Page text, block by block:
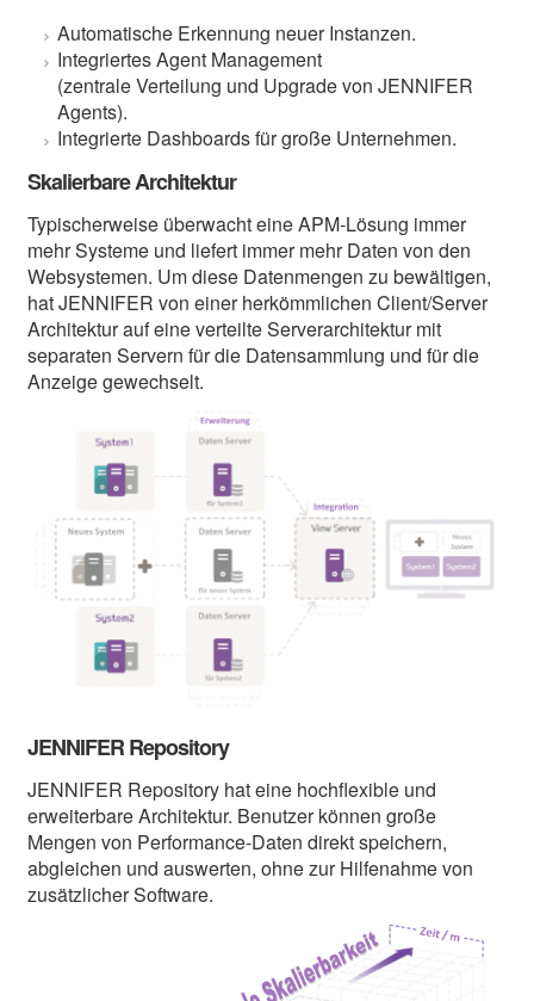
Automatische Erkennung neuer Instanzen.
Integriertes Agent Management
(zentrale Verteilung und Upgrade von JENNIFER
Agents).
Integrierte Dashboards für große Unternehmen.
Skalierbare Architektur
Typischerweise überwacht eine APM-Lösung immer
mehr Systeme und liefert immer mehr Daten von den
Websystemen. Um diese Datenmengen zu bewältigen,
hat JENNIFER von einer herkömmlichen Client/Server
Architektur auf eine verteilte Serverarchitektur mit
separaten Servern für die Datensammlung und für die
Anzeige gewechselt.
JENNIFER Repository
JENNIFER Repository hat eine hochflexible und
erweiterbare Architektur. Benutzer können große
Mengen von Performance-Daten direkt speichern,
abgleichen und auswerten, ohne zur Hilfenahme von
zusätzlicher Software.